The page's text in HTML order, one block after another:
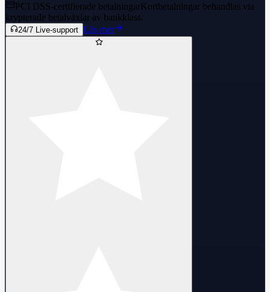
PCI DSS-certifierade betalningarKortbetalningar behandlas via
krypterade betalväxlar av bankklass.
24/7 Live-support Läs mer